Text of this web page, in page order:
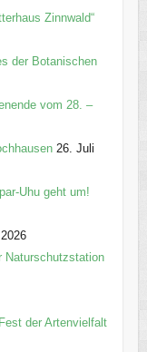
Zinnwald“
der Botanischen
vom 28. –
26. Juli
Uhu geht um!
Naturschutzstation
der Artenvielfalt